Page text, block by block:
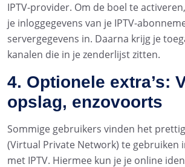
IPTV-provider. Om de boel te
je inloggegevens van je IPTV-
servergegevens in. Daarna krijg je
kanalen die in je zenderlijst zitten.
4. Optionele extra’s:
opslag, enzovoorts
Sommige gebruikers vinden het
(Virtual Private Network) te gebruiken
met IPTV. Hiermee kun je je online